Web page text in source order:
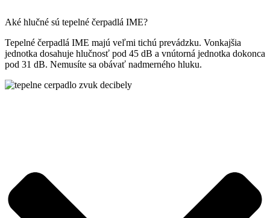
Aké hlučné sú tepelné čerpadlá IME?
Tepelné čerpadlá IME majú veľmi tichú prevádzku. Vonkajšia
jednotka dosahuje hlučnosť pod 45 dB a vnútorná jednotka dokonca
pod 31 dB. Nemusíte sa obávať nadmerného hluku.